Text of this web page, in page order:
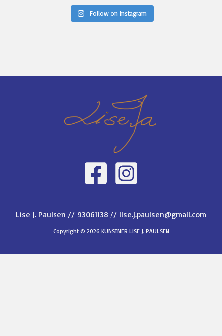
Follow on Instagram
Lise J. Paulsen // 93061138 // lise.j.paulsen@gmail.com
Copyright © 2026 KUNSTNER LISE J. PAULSEN